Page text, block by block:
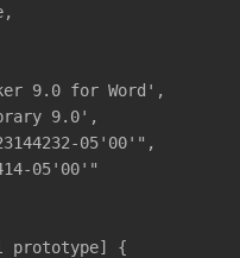
9.0 for Word',
9.0',
05'00'",
05'00'"
prototype] {